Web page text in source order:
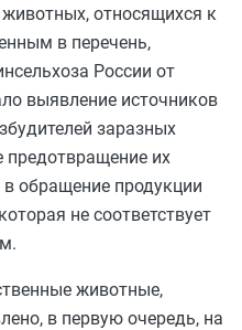
относящихся к
в перечень,
России от
выявление источников
заразных
предотвращение их
обращение продукции
не соответствует
животные,
в первую очередь, на